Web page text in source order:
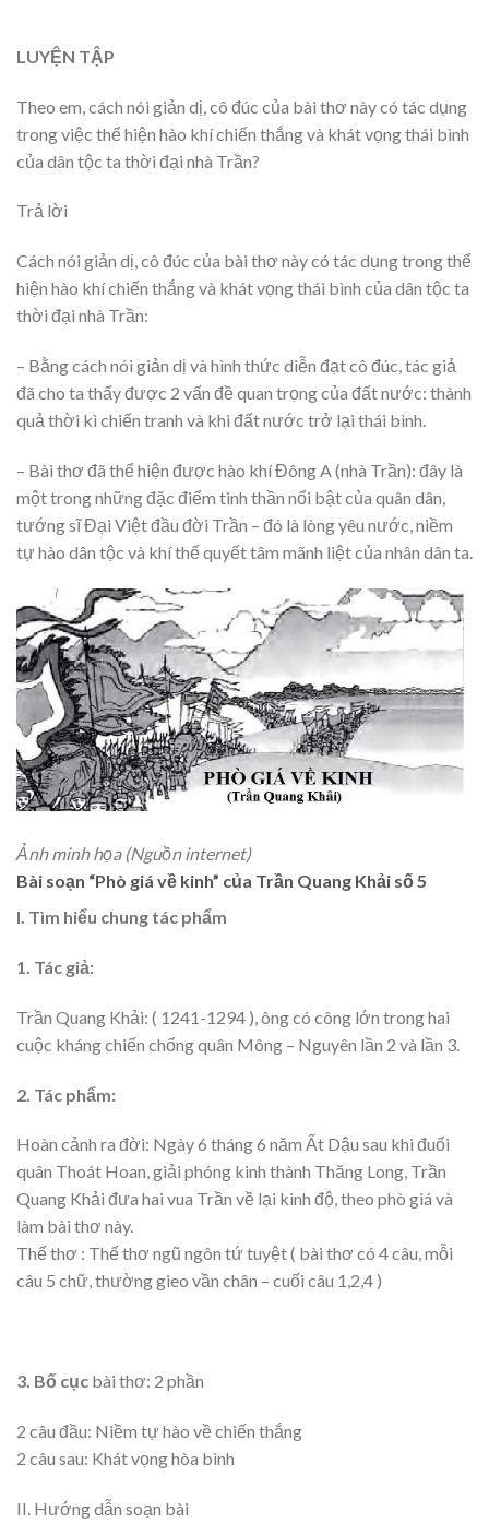
LUYỆN TẬP
Theo em, cách nói giản dị, cô đúc của bài thơ này có tác dụng
trong việc thể hiện hào khí chiến thắng và khát vọng thái bình
của dân tộc ta thời đại nhà Trần?
Trả lời
Cách nói giản dị, cô đúc của bài thơ này có tác dụng trong thể
hiện hào khí chiến thắng và khát vọng thái bình của dân tộc ta
thời đại nhà Trần:
– Bằng cách nói giản dị và hình thức diễn đạt cô đúc, tác giả
đã cho ta thấy được 2 vấn đề quan trọng của đất nước: thành
quả thời kì chiến tranh và khi đất nước trở lại thái bình.
– Bài thơ đã thể hiện được hào khí Đông A (nhà Trần): đây là
một trong những đặc điểm tinh thần nổi bật của quân dân,
tướng sĩ Đại Việt đầu đời Trần – đó là lòng yêu nước, niềm
tự hào dân tộc và khí thế quyết tâm mãnh liệt của nhân dân ta.
Ảnh minh họa (Nguồn internet)
Bài soạn “Phò giá về kinh” của Trần Quang Khải số 5
I. Tìm hiểu chung tác phẩm
1. Tác giả:
Trần Quang Khải: ( 1241-1294 ), ông có công lớn trong hai
cuộc kháng chiến chống quân Mông – Nguyên lần 2 và lần 3.
2. Tác phẩm:
Hoàn cảnh ra đời: Ngày 6 tháng 6 năm Ất Dậu sau khi đuổi
quân Thoát Hoan, giải phóng kinh thành Thăng Long, Trần
Quang Khải đưa hai vua Trần về lại kinh độ, theo phò giá và
làm bài thơ này.
Thể thơ : Thể thơ ngũ ngôn tứ tuyệt ( bài thơ có 4 câu, mỗi
câu 5 chữ, thường gieo vần chân – cuối câu 1,2,4 )
3. Bố cục bài thơ: 2 phần
2 câu đầu: Niềm tự hào về chiến thắng
2 câu sau: Khát vọng hòa bình
II. Hướng dẫn soạn bài